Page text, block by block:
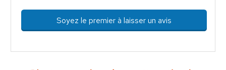
Soyez le premier à laisser un avis